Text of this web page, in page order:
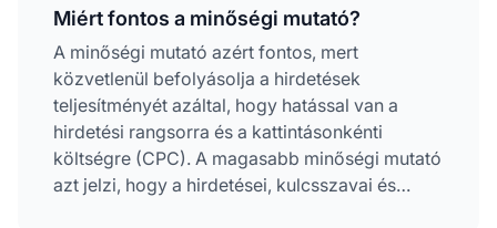
Miért fontos a minőségi mutató?
A minőségi mutató azért fontos, mert
közvetlenül befolyásolja a hirdetések
teljesítményét azáltal, hogy hatással van a
hirdetési rangsorra és a kattintásonkénti
költségre (CPC). A magasabb minőségi mutató
azt jelzi, hogy a hirdetései, kulcsszavai és